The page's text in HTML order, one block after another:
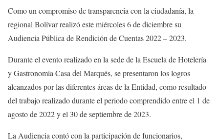
Como un compromiso de transparencia con la ciudadanía, la
regional Bolívar realizó este miércoles 6 de diciembre su
Audiencia Pública de Rendición de Cuentas 2022 – 2023.
Durante el evento realizado en la sede de la Escuela de Hotelería
y Gastronomía Casa del Marqués, se presentaron los logros
alcanzados por las diferentes áreas de la Entidad, como resultado
del trabajo realizado durante el periodo comprendido entre el 1 de
agosto de 2022 y el 30 de septiembre de 2023.
La Audiencia contó con la participación de funcionarios,